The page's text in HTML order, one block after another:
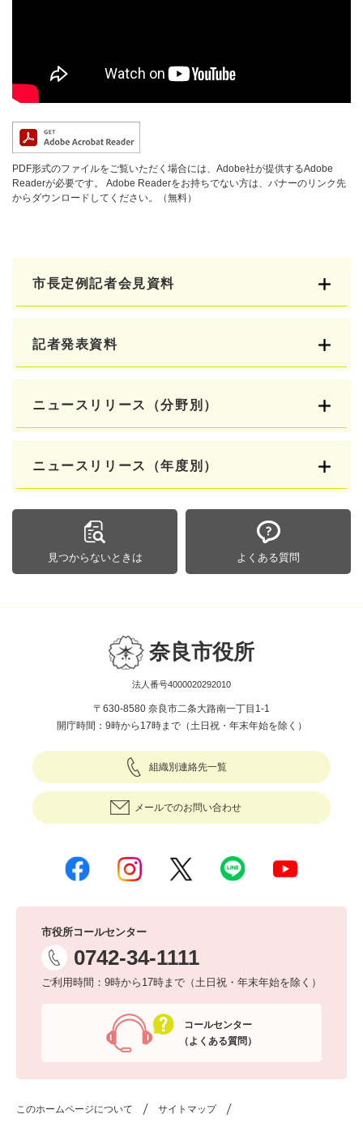
PDF形式のファイルをご覧いただく場合には、Adobe社が提供するAdobe
Readerが必要です。
Adobe Readerをお持ちでない方は、バナーのリンク先
からダウンロードしてください。（無料）
市長定例記者会見資料
記者発表資料
ニュースリリース（分野別）
ニュースリリース（年度別）
見つからないときは よくある質問
奈良市役所
法人番号4000020292010
〒630-8580 奈良市二条大路南一丁目1-1
開庁時間：9時から17時まで（土日祝・年末年始を除く）
組織別連絡先一覧
メールでのお問い合わせ
市役所コールセンター
0742-34-1111
ご利用時間：9時から17時まで（土日祝・年末年始を除く）
コールセンター
（よくある質問）
このホームページについて サイトマップ